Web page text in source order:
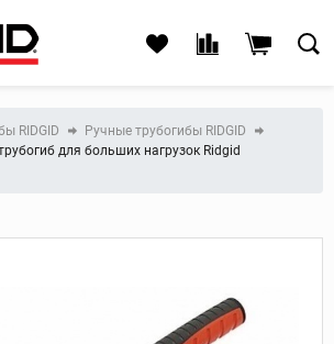
RIDGID
Ручные трубогибы RIDGID
для больших нагрузок Ridgid